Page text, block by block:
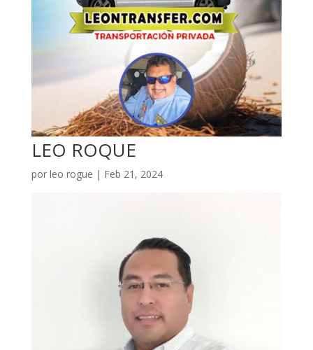
LEO ROQUE
por leo rogue | Feb 21, 2024